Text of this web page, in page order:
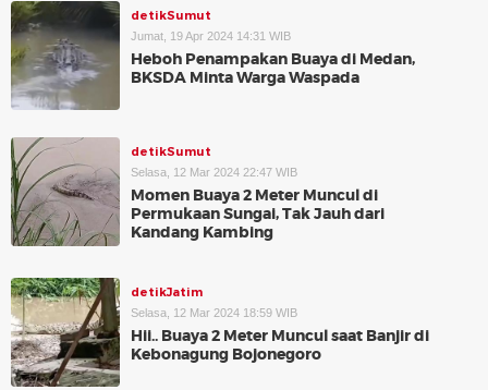
detikSumut
Jumat, 19 Apr 2024 14:31 WIB
Heboh Penampakan Buaya di Medan,
BKSDA Minta Warga Waspada
detikSumut
Selasa, 12 Mar 2024 22:47 WIB
Momen Buaya 2 Meter Muncul di
Permukaan Sungai, Tak Jauh dari
Kandang Kambing
detikJatim
Selasa, 12 Mar 2024 18:59 WIB
Hii.. Buaya 2 Meter Muncul saat Banjir di
Kebonagung Bojonegoro